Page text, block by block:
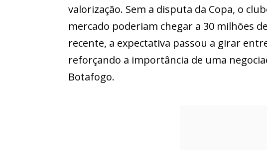
valorização. Sem a disputa da Copa, o
mercado poderiam chegar a 30 milhões
recente, a expectativa passou a girar
reforçando a importância de uma
Botafogo.